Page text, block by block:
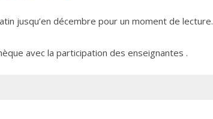
jusqu’en décembre pour un moment de lecture.
avec la participation des enseignantes .